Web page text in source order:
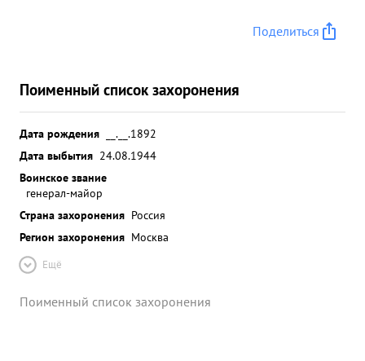
Поделиться
Поименный список захоронения
Дата рождения
__.__.1892
Дата выбытия 24.08.1944
Воинское звание
генерал-майор
Страна захоронения Россия
Регион захоронения Москва
Ещё
Поименный список захоронения